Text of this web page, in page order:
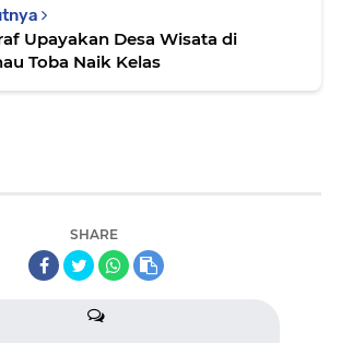
Upayakan Desa Wisata di
Toba Naik Kelas
SHARE